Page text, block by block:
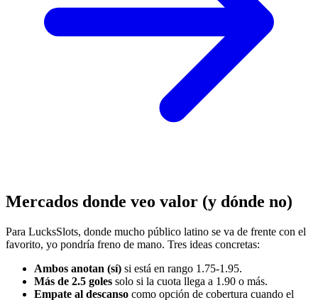
Mercados donde veo valor (y dónde no)
Para LucksSlots, donde mucho público latino se va de frente con el
favorito, yo pondría freno de mano. Tres ideas concretas:
Ambos anotan (sí) si está en rango 1.75-1.95.
Más de 2.5 goles solo si la cuota llega a 1.90 o más.
Empate al descanso como opción de cobertura cuando el